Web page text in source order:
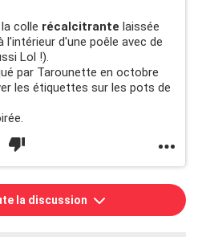
colle récalcitrante laissée
l'intérieur d'une poêle avec de
Lol !).
par Tarounette en octobre
les étiquettes sur les pots de
la discussion